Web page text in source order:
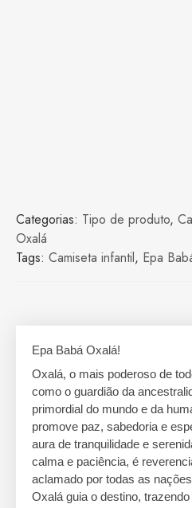
Categorias: Tipo de produto,
Oxalá
Tags: Camiseta infantil, Epa
Epa Babá Oxalá!
Oxalá, o mais poderoso de
como o guardião da
primordial do mundo e da
promove paz, sabedoria e
aura de tranquilidade e
calma e paciência, é
aclamado por todas as
Oxalá guia o destino,